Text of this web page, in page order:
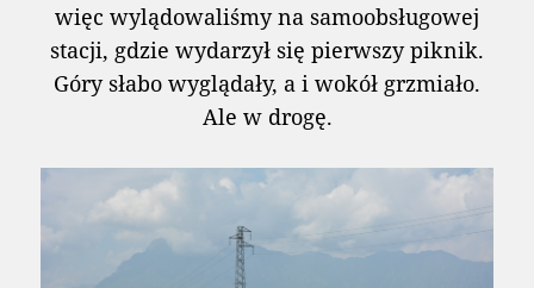
więc wylądowaliśmy na samoobsługowej
stacji, gdzie wydarzył się pierwszy piknik.
Góry słabo wyglądały, a i wokół grzmiało.
Ale w drogę.